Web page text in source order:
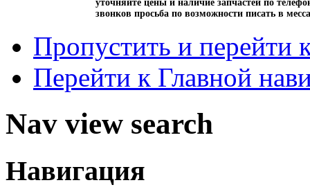
уточняйте цены и наличие запчастей по
звонков просьба по возможности писать в
Пропустить и перейти
Перейти к Главной
Nav view search
Навигация